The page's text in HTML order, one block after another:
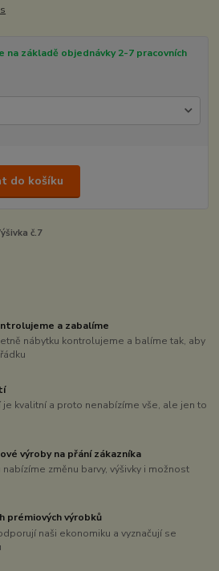
na základě objednávky 2-7 pracovních
do košíku
č.7
a zabalíme
nábytku kontrolujeme a balíme tak, aby
je kvalitní a proto nenabízíme vše, ale jen to
výroby na přání zákazníka
změnu barvy, výšivky i možnost
prémiových výrobků
naši ekonomiku a vyznačují se